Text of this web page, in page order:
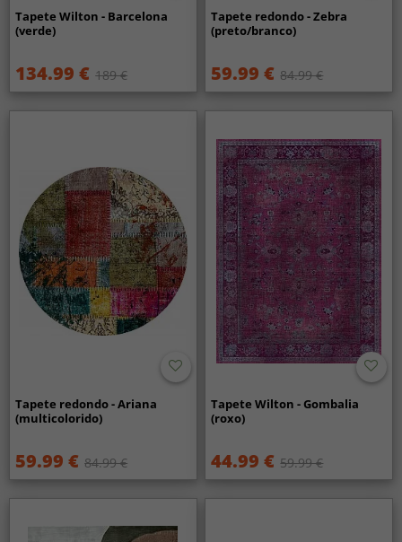
Tapete Wilton - Barcelona
(verde)
134.99 € 189 €
Tapete redondo - Zebra
(preto/branco)
59.99 € 84.99 €
Tapete redondo - Ariana
(multicolorido)
59.99 € 84.99 €
Tapete Wilton - Gombalia
(roxo)
44.99 € 59.99 €